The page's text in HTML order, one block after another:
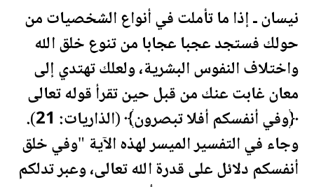
نيسان ـ إذا ما تأملت في أنواع الشخصيات من
حولك فستجد عجبا عجابا من تنوع خلق الله
واختلاف النفوس البشرية، ولعلك تهتدي إلى
معانغابت عنك من قبل حين تقرأ قوله تعالى
﴿وفي أنفسكم أفلا تبصرون﴾ (الذاريات: 21).
وجاء في التفسير الميسر لهذه الآية "وفي خلق
أنفسكم دلائل على قدرة الله تعالى، وعبر تدلكم